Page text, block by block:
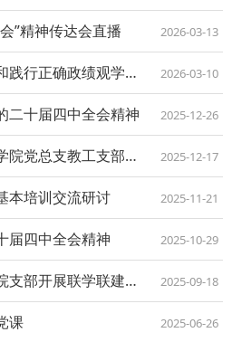
”精神传达会直播 2026-03-13
发展改革党支部开展树立和践行正确政绩观学习教育 2026-03-10
二十届四中全会精神 2025-12-26
发展改革支部与创新实验学院党总支教工支部联合开展党员集中大课交流研讨会 2025-12-17
本培训交流研讨 2025-11-21
届四中全会精神 2025-10-29
发改支部与研工部研究生院支部开展联学联建活动 2025-09-18
课 2025-06-26